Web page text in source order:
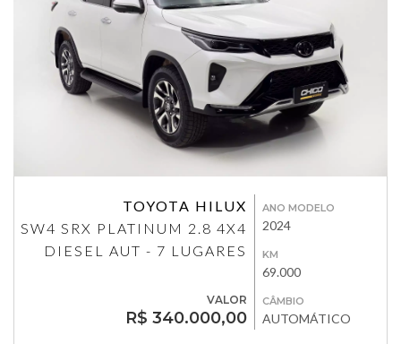
TOYOTA HILUX
SW4 SRX PLATINUM 2.8 4X4
DIESEL AUT - 7 LUGARES
VALOR
R$ 340.000,00
ANO MODELO
2024
KM
69.000
CÂMBIO
AUTOMÁTICO